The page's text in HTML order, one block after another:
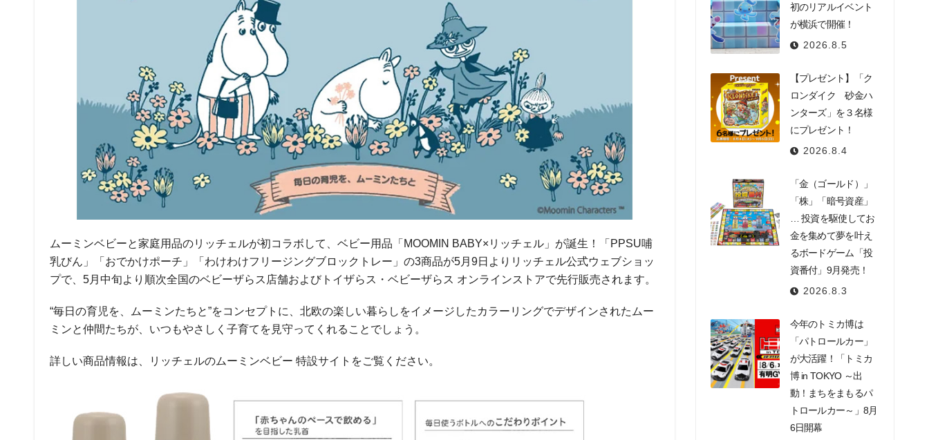
ムーミンベビーと家庭用品のリッチェルが初コラボして、ベビー用品「MOOMIN BABY×リッチェル」が誕生！「PPSU哺
乳びん」「おでかけポーチ」「わけわけフリージングブロックトレー」の3商品が5月9日よりリッチェル公式ウェブショッ
プで、5月中旬より順次全国のベビーザらス店舗およびトイザらス・ベビーザらス オンラインストアで先行販売されます。
“毎日の育児を、ムーミンたちと”をコンセプトに、北欧の楽しい暮らしをイメージしたカラーリングでデザインされたムー
ミンと仲間たちが、いつもやさしく子育てを見守ってくれることでしょう。
詳しい商品情報は、リッチェルのムーミンベビー 特設サイトをご覧ください。
初のリアルイベント
が横浜で開催！
2026.8.5
【プレゼント】「ク
ロンダイク 砂金ハ
ンターズ」を３名様
にプレゼント！
2026.8.4
「金（ゴールド）」
「株」「暗号資産」
… 投資を駆使してお
金を集めて夢を叶え
るボードゲーム「投
資番付」9月発売！
2026.8.3
今年のトミカ博は
「パトロールカー」
が大活躍！「トミカ
博 in TOKYO ～出
動！まちをまもるパ
トロールカー～」8月
6日開幕